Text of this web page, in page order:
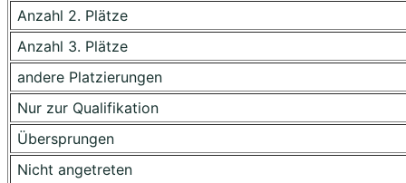
Anzahl 2. Plätze
Anzahl 3. Plätze
andere Platzierungen
Nur zur Qualifikation
Übersprungen
Nicht angetreten